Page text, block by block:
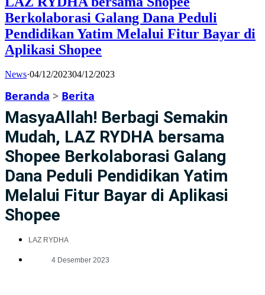
Berkolaborasi Galang Dana Peduli
Pendidikan Yatim Melalui Fitur Bayar di
Aplikasi Shopee
News·04/12/202304/12/2023
Beranda > Berita
MasyaAllah! Berbagi Semakin
Mudah, LAZ RYDHA bersama
Shopee Berkolaborasi Galang
Dana Peduli Pendidikan Yatim
Melalui Fitur Bayar di Aplikasi
Shopee
LAZ RYDHA
4 Desember 2023